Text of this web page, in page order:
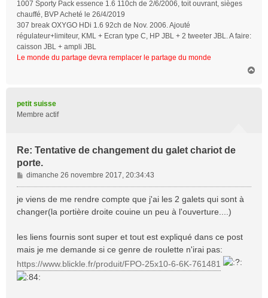
1007 Sporty Pack essence 1.6 110ch de 2/6/2006, toit ouvrant, sièges
chauffé, BVP Acheté le 26/4/2019
307 break OXYGO HDi 1.6 92ch de Nov. 2006. Ajouté
régulateur+limiteur, KML + Ecran type C, HP JBL + 2 tweeter JBL. A faire:
caisson JBL + ampli JBL
Le monde du partage devra remplacer le partage du monde
petit suisse
Membre actif
Re: Tentative de changement du galet chariot de
porte.
M
e
s
e
dimanche 26 novembre 2017, 20:34:43
je viens de me rendre compte que j'ai les 2 galets qui sont à
changer(la portière droite couine un peu à l'ouverture....)
les liens fournis sont super et tout est expliqué dans ce post
mais je me demande si ce genre de roulette n'irai pas:
https://www.blickle.fr/produit/FPO-25x10-6-6K-761481